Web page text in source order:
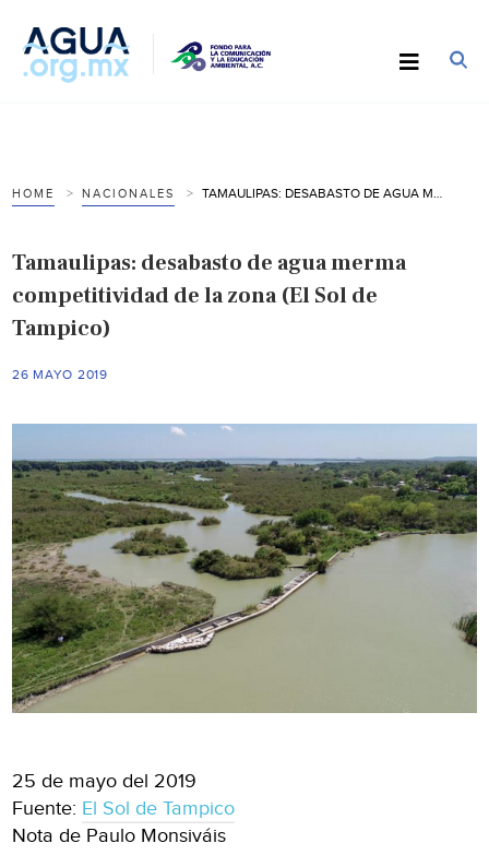
HOME NACIONALES
Tamaulipas: desabasto de agua merma
competitividad de la zona (El Sol de
Tampico)
26 MAYO 2019
25 de mayo del 2019
Fuente: El Sol de Tampico
Nota de Paulo Monsiváis